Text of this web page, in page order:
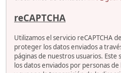
reCAPTCHA
Utilizamos el servicio reCAPTCHA
proteger los datos enviados a
páginas de nuestros usuarios.
los datos enviados por personas